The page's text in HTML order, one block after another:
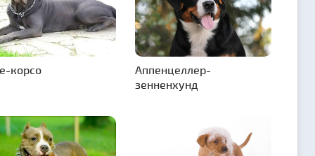
корсо
Аппенцеллер-
зенненхунд